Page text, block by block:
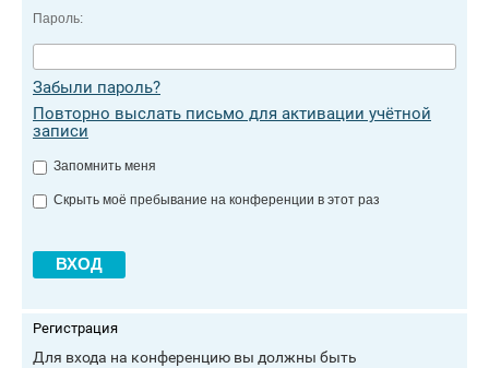
Пароль:
Забыли пароль?
Повторно выслать письмо для активации учётной
записи
Запомнить меня
Скрыть моё пребывание на конференции в этот раз
Регистрация
Для входа на конференцию вы должны быть